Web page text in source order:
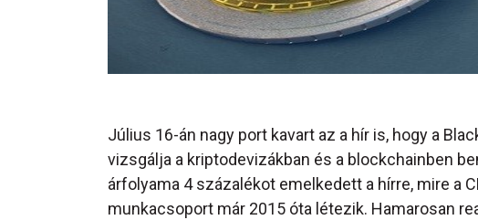
Július 16-án nagy port kavart az a hír is, hogy a
vizsgálja a kriptodevizákban és a blockchainben
árfolyama 4 százalékot emelkedett a hírre, mire a
munkacsoport már 2015 óta létezik. Hamarosan